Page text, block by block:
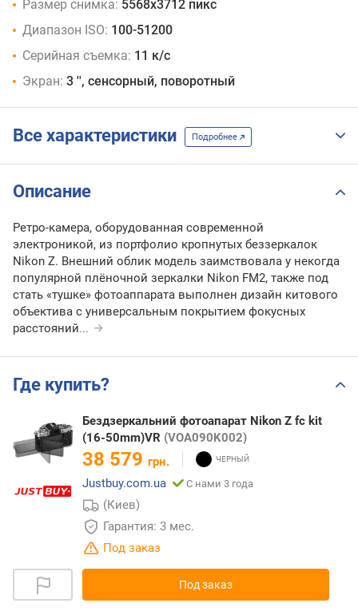
Размер снимка: 5568x3712 пикс
Диапазон ISO: 100-51200
Серийная съемка: 11 к/с
Экран: 3 '', сенсорный, поворотный
Все характеристики Подробнее
Описание
Ретро-камера, оборудованная современной
электроникой, из портфолио кропнутых беззеркалок
Nikon Z. Внешний облик модель заимствовала у некогда
популярной плёночной зеркалки Nikon FM2, также под
стать «тушке» фотоаппарата выполнен дизайн китового
объектива с универсальным покрытием фокусных
расстояний...
Где купить?
Бездзеркальний фотоапарат Nikon Z fc kit
(16-50mm)VR (VOA090K002)
38 579 грн.
Justbuy.com.ua
С нами 3 года
(Киев)
Гарантия: 3 мес.
Под заказ
Под заказ